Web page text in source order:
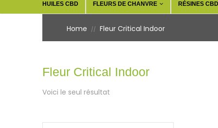
HUILES CBD FLEURS DE CHANVRE RÉSINES CBD
Home // Fleur Critical Indoor
Fleur Critical Indoor
Voici le seul résultat